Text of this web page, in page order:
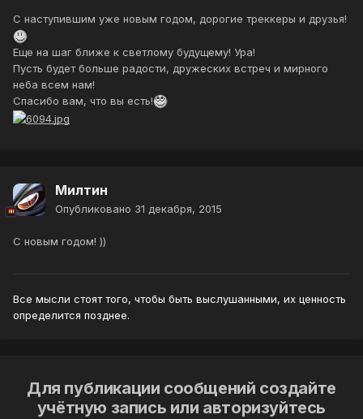
С наступившим уже новым годом, дорогие треккеры и друзья!
Еще на шаг ближе к светлому будущему! Ура!
Пусть будет больше радости, дружеских встреч и мирного
неба всем нам!
Спасибо вам, что вы есть!
Милтин
Опубликовано 31 декабря, 2015
С новым годом! ))
Все мысли стоят того, чтобы быть выслушанными, их ценность
определится позднее.
Для публикации сообщений создайте
учётную запись или авторизуйтесь